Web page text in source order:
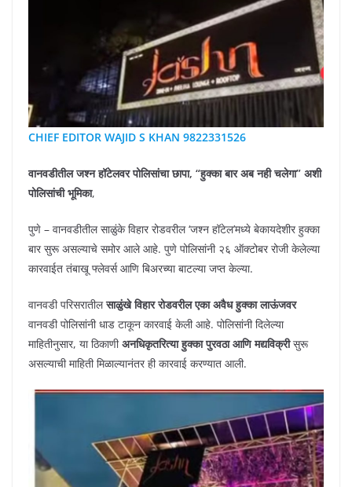
CHIEF EDITOR WAJID S KHAN 9822331526
वानवडीतील जश्न हॉटेलवर पोलिसांचा छापा, “हुक्का बार अब नही चलेगा” अशी
पोलिसांची भूमिका,
पुणे – वानवडीतील साळुंके विहार रोडवरील ‘जश्न हॉटेल’मध्ये बेकायदेशीर हुक्का
बार सुरू असल्याचे समोर आले आहे. पुणे पोलिसांनी २६ ऑक्टोबर रोजी केलेल्या
कारवाईत तंबाखू फ्लेवर्स आणि बिअरच्या बाटल्या जप्त केल्या.
वानवडी परिसरातीलसाळुंखे विहाररोडवरील एका अवैध हुक्का लाऊंजवर
वानवडी पोलिसांनी धाड टाकून कारवाई केली आहे. पोलिसांनी दिलेल्या
माहितीनुसार, या ठिकाणीअनधिकृतरित्या हुक्का पुरवठा आणि मद्यविक्रीसुरू
असल्याची माहिती मिळाल्यानंतर ही कारवाई करण्यात आली.